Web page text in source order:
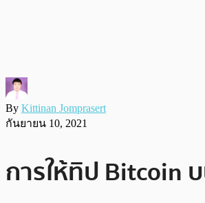
By Kittinan Jomprasert
กันยายน 10, 2021
การให้ทิป Bitcoin